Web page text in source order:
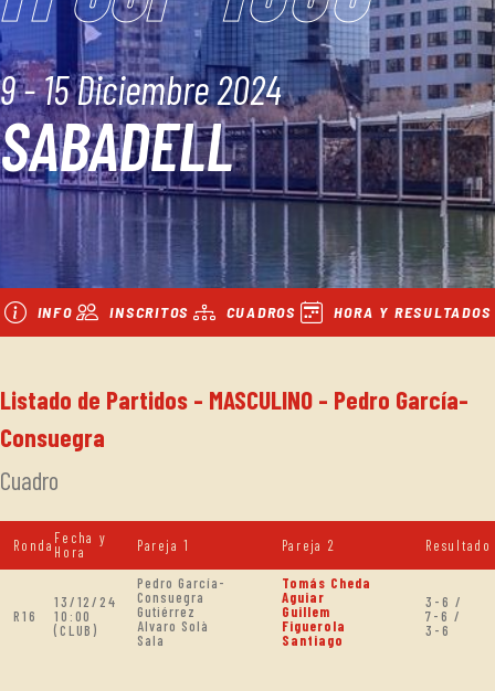
9 - 15 Diciembre 2024
SABADELL
INFO INSCRITOS CUADROS HORA Y RESULTADOS
Listado de Partidos - MASCULINO - Pedro García-
Consuegra
Cuadro
Ronda Fecha y
Hora
Pareja 1 Pareja 2 Resultado
R16
13/12/24
10:00
(CLUB)
Pedro García-
Consuegra
Gutiérrez
Alvaro Solà
Sala
Tomás Cheda
Aguiar
Guillem
Figuerola
Santiago
3-6 /
7-6 /
3-6